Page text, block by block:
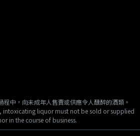
程中，向未成年人售賣或供應令人醺醉的酒類。
intoxicating liquor must not be sold or supplied
in the course of business.